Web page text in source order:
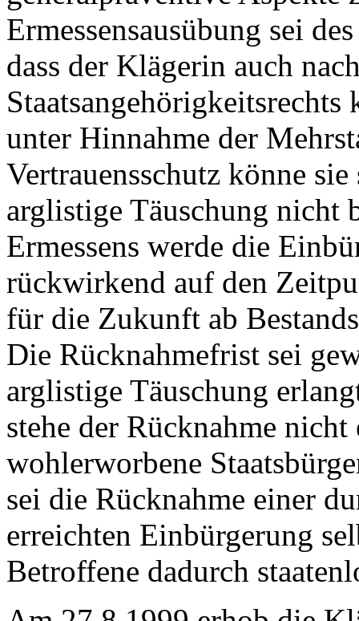
Ermessensausübung sei
dass der Klägerin auch
unter Hinnahme der
Vertrauensschutz könne
arglistige Täuschung nicht
Ermessens werde die
rückwirkend auf den
für die Zukunft ab
Die Rücknahmefrist sei
arglistige Täuschung
stehe der Rücknahme
wohlerworbene
sei die Rücknahme einer
erreichten Einbürgerung
Betroffene dadurch